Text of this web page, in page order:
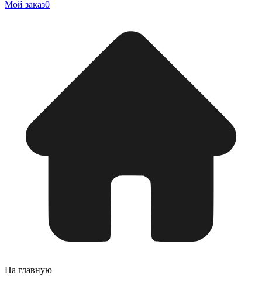
Мой заказ0
На главную